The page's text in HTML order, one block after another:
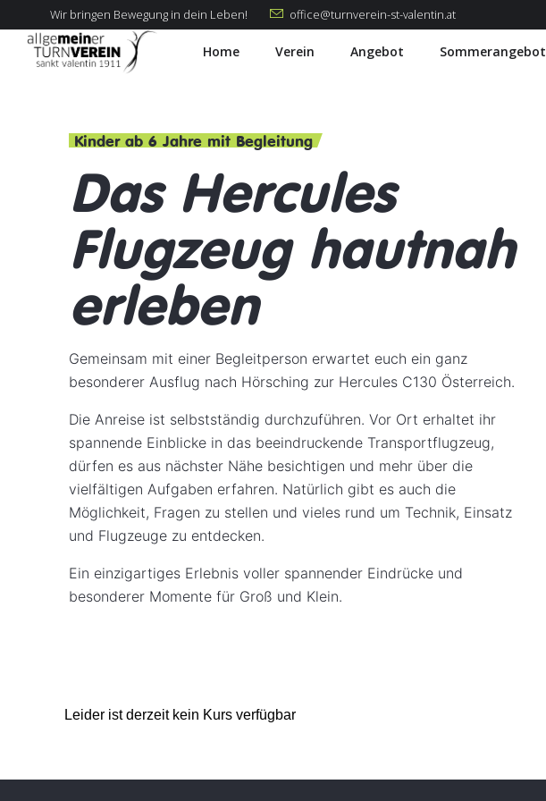
Wir bringen Bewegung in dein Leben! office@turnverein-st-valentin.at
Home Verein Angebot Sommerangebot
Kinder ab 6 Jahre mit Begleitung
Das Hercules
Flugzeug hautnah
erleben
Gemeinsam mit einer Begleitperson erwartet euch ein ganz
besonderer Ausflug nach Hörsching zur Hercules C130 Österreich.
Die Anreise ist selbstständig durchzuführen. Vor Ort erhaltet ihr
spannende Einblicke in das beeindruckende Transportflugzeug,
dürfen es aus nächster Nähe besichtigen und mehr über die
vielfältigen Aufgaben erfahren. Natürlich gibt es auch die
Möglichkeit, Fragen zu stellen und vieles rund um Technik, Einsatz
und Flugzeuge zu entdecken.
Ein einzigartiges Erlebnis voller spannender Eindrücke und
besonderer Momente für Groß und Klein.
Leider ist derzeit kein Kurs verfügbar